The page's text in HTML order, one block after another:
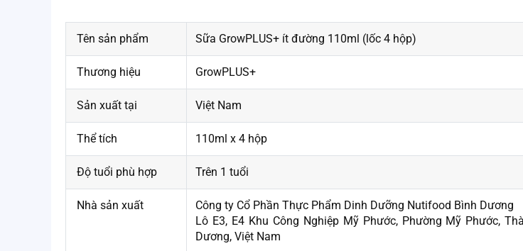
Tên sản phẩm Sữa GrowPLUS+ ít đường 110ml (lốc 4 hộp)
Thương hiệu GrowPLUS+
Sản xuất tại Việt Nam
Thể tích 110ml x 4 hộp
Độ tuổi phù hợp Trên 1 tuổi
Nhà sản xuất
Công ty Cổ Phần Thực Phẩm Dinh Dưỡng Nutifood Bình Dương
Lô E3, E4 Khu Công Nghiệp Mỹ Phước, Phường Mỹ Phước,
Dương, Việt Nam